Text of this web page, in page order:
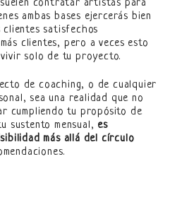
contratar artistas para
ambas bases ejercerás bien
satisfechos
clientes, pero a veces esto
solo de tu proyecto.
de coaching, o de cualquier
sea una realidad que no
cumpliendo tu propósito de
sustento mensual, es
más allá del círculo